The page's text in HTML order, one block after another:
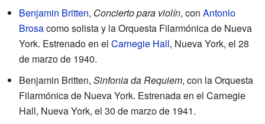
Benjamin Britten, Concierto para violín, con Antonio
Brosacomo solista y la Orquesta Filarmónica de Nueva
York. Estrenado en el Carnegie Hall, Nueva York, el 28
de marzo de 1940.
Benjamin Britten, Sinfonia da Requiem, con la Orquesta
Filarmónica de Nueva York. Estrenada en el Carnegie
Hall, Nueva York, el 30 de marzo de 1941.